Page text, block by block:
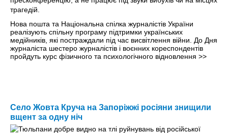
Нова пошта та Національна спілка журналістів України
реалізують спільну програму підтримки українських
медійників, які постраждали під час висвітлення війни. До Дня
журналіста шестеро журналістів і воєнних кореспондентів
пройдуть курс фізичного та психологічного відновлення >>
Село Жовта Круча на Запоріжжі росіяни знищили
вщент за одну ніч